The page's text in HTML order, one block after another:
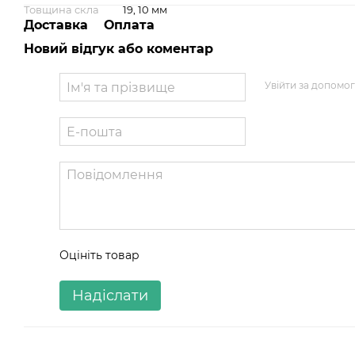
Товщина скла 19, 10 мм
Доставка
Оплата
Новий відгук або коментар
Увійти за
Оцініть товар
Надіслати